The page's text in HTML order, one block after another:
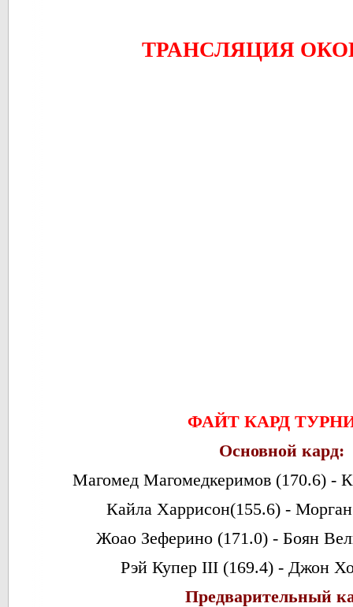
ТРАНСЛЯЦИЯ
ФАЙТ КАРД
Основной кард:
Магомед Магомедкеримов (170.6) -
Кайла Харрисон(155.6) -
Жоао Зеферино (171.0) - Боян
Рэй Купер III (169.4) - Джон
Предварительный